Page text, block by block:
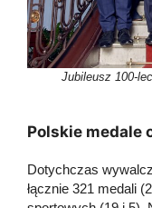
Jubileusz 100-
Polskie medale
Dotychczas
łącznie 321 medali